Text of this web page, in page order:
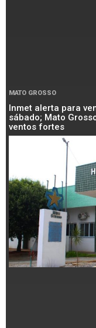
MATO GROSSO
Inmet alerta para
sábado; Mato
ventos fortes